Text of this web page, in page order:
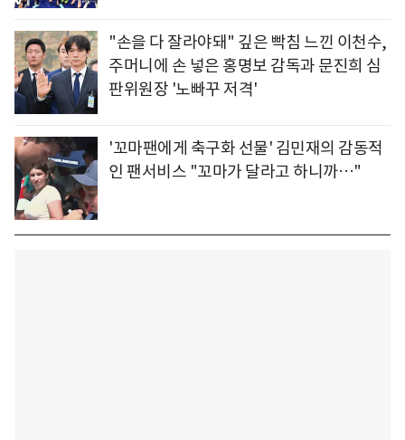
"손을 다 잘라야돼" 깊은 빡침 느낀 이천수,
주머니에 손 넣은 홍명보 감독과 문진희 심
판위원장 '노빠꾸 저격'
'꼬마팬에게 축구화 선물' 김민재의 감동적
인 팬서비스 "꼬마가 달라고 하니까…"